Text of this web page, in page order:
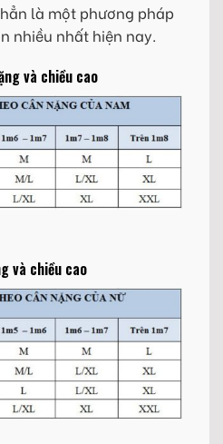
là một phương pháp
nhiều nhất hiện nay.
và chiều cao
và chiều cao